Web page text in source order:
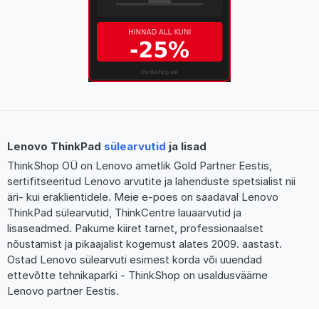
Lenovo ThinkPad sülearvutid ja lisad
ThinkShop OÜ on Lenovo ametlik Gold Partner Eestis,
sertifitseeritud Lenovo arvutite ja lahenduste spetsialist nii
äri- kui eraklientidele. Meie e-poes on saadaval Lenovo
ThinkPad sülearvutid, ThinkCentre lauaarvutid ja
lisaseadmed. Pakume kiiret tarnet, professionaalset
nõustamist ja pikaajalist kogemust alates 2009. aastast.
Ostad Lenovo sülearvuti esimest korda või uuendad
ettevõtte tehnikaparki - ThinkShop on usaldusväärne
Lenovo partner Eestis.